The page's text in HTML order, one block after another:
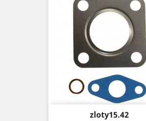
Price
zloty15.42